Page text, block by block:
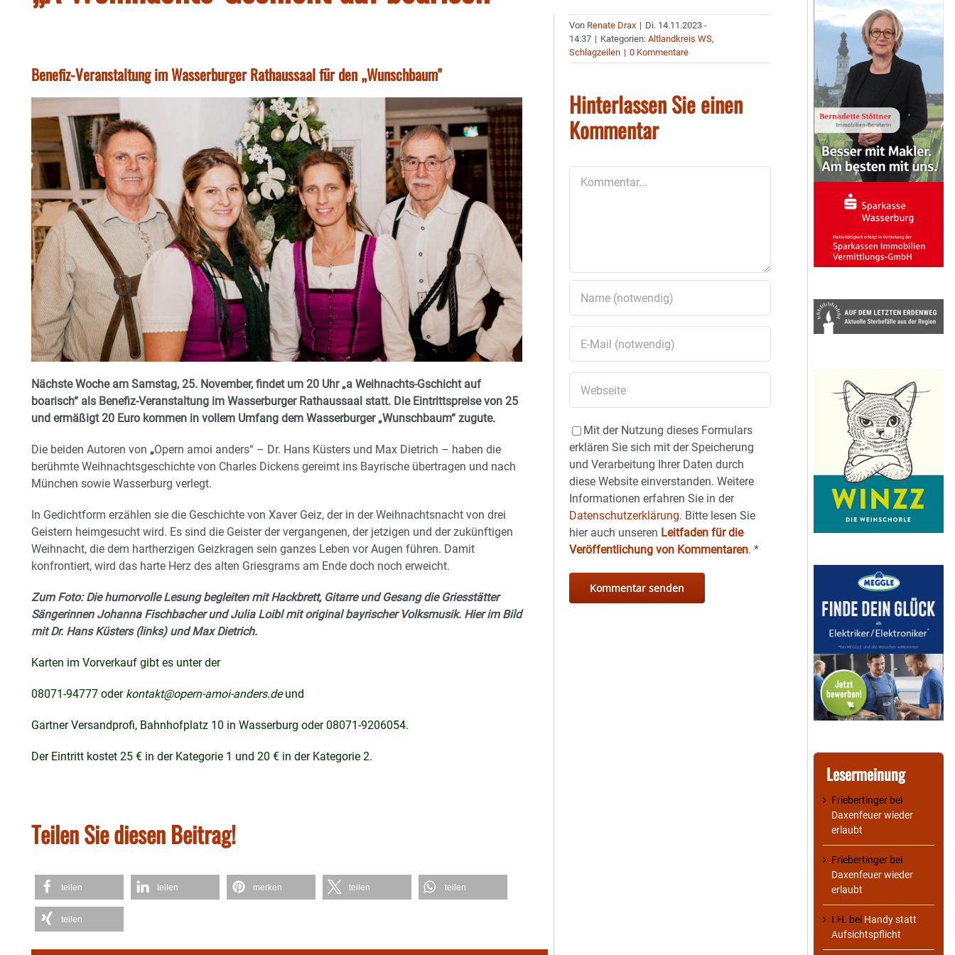
Benefiz-Veranstaltung im Wasserburger Rathaussaal für den „Wunschbaum"
Nächste Woche am Samstag, 25. November, findet um 20 Uhr „a Weihnachts-Gschicht auf
boarisch“ als Benefiz-Veranstaltung im Wasserburger Rathaussaal statt. Die Eintrittspreise von 25
und ermäßigt 20 Euro kommen in vollem Umfang dem Wasserburger „Wunschbaum“ zugute.
Die beiden Autoren von „Opern amoi anders“ – Dr. Hans Küsters und Max Dietrich – haben die
berühmte Weihnachtsgeschichte von Charles Dickens gereimt ins Bayrische übertragen und nach
München sowie Wasserburg verlegt.
In Gedichtform erzählen sie die Geschichte von Xaver Geiz, der in der Weihnachtsnacht von drei
Geistern heimgesucht wird. Es sind die Geister der vergangenen, der jetzigen und der zukünftigen
Weihnacht, die dem hartherzigen Geizkragen sein ganzes Leben vor Augen führen. Damit
konfrontiert, wird das harte Herz des alten Griesgrams am Ende doch noch erweicht.
Zum Foto: Die humorvolle Lesung begleiten mit Hackbrett, Gitarre und Gesang die Griesstätter
Sängerinnen Johanna Fischbacher und Julia Loibl mit original bayrischer Volksmusik. Hier im Bild
mit Dr. Hans Küsters (links) und Max Dietrich.
Karten im Vorverkauf gibt es unter der
08071-94777 oder kontakt@opern-amoi-anders.de und
Gartner Versandprofi, Bahnhofplatz 10 in Wasserburg oder 08071-9206054.
Der Eintritt kostet 25 € in der Kategorie 1 und 20 € in der Kategorie 2.
Teilen Sie diesen Beitrag!
teilen teilen merken teilen teilen
teilen
Von Renate Drax | Di. 14.11.2023 -
14:37 | Kategorien:Altlandkreis WS,
Schlagzeilen | 0 Kommentare
Hinterlassen Sie einen
Kommentar
Mit der Nutzung dieses Formulars
erklären Sie sich mit der Speicherung
und Verarbeitung Ihrer Daten durch
diese Website einverstanden. Weitere
Informationen erfahren Sie in der
Datenschutzerklärung. Bitte lesen Sie
hier auch unseren Leitfaden für die
Veröffentlichung von Kommentaren.*
Lesermeinung
Friebertinger bei
Daxenfeuer wieder
erlaubt
Friebertinger bei
Daxenfeuer wieder
erlaubt
I.H. bei Handy statt
Aufsichtspflicht